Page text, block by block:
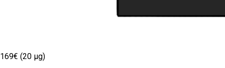
169€ (20 µg)